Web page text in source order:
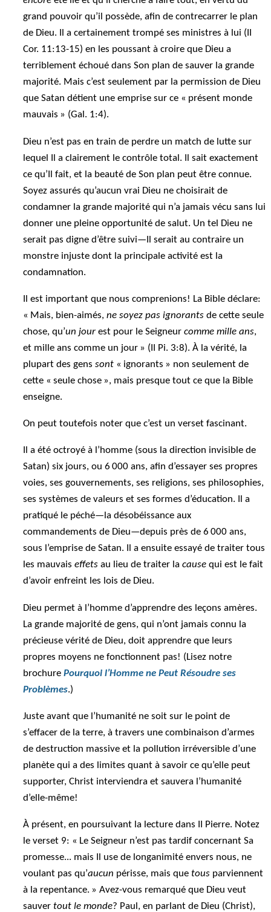
grand pouvoir qu’il possède, afin de contrecarrer le plan
de Dieu. Il a certainement trompé ses ministres à lui (II
Cor. 11:13-15) en les poussant à croire que Dieu a
terriblement échoué dans Son plan de sauver la grande
majorité. Mais c’est seulement par la permission de Dieu
que Satan détient une emprise sur ce « présent monde
mauvais » (Gal. 1:4).
Dieu n’est pas en train de perdre un match de lutte sur
lequel Il a clairement le contrôle total. Il sait exactement
ce qu’Il fait, et la beauté de Son plan peut être connue.
Soyez assurés qu’aucun vrai Dieu ne choisirait de
condamner la grande majorité qui n’a jamais vécu sans lui
donner une pleine opportunité de salut. Un tel Dieu ne
serait pas digne d’être suivi—Il serait au contraire un
monstre injuste dont la principale activité est la
condamnation.
Il est important que nous comprenions! La Bible déclare:
« Mais, bien-aimés,ne soyez pas ignorants de cette seule
chose, qu’un jour est pour le Seigneurcomme mille ans,
et mille ans comme un jour » (II Pi. 3:8). À la vérité, la
plupart des genssont « ignorants » non seulement de
cette « seule chose », mais presque tout ce que la Bible
enseigne.
On peut toutefois noter que c’est un verset fascinant.
Il a été octroyé à l’homme (sous la direction invisible de
Satan) six jours, ou 6 000 ans, afin d’essayer ses propres
voies, ses gouvernements, ses religions, ses philosophies,
ses systèmes de valeurs et ses formes d’éducation. Il a
pratiqué le péché—la désobéissance aux
commandements de Dieu—depuis près de 6 000 ans,
sous l’emprise de Satan. Il a ensuite essayé de traiter tous
les mauvaiseffets au lieu de traiter lacause qui est le fait
d’avoir enfreint les lois de Dieu.
Dieu permet à l’homme d’apprendre des leçons amères.
La grande majorité de gens, qui n’ont jamais connu la
précieuse vérité de Dieu, doit apprendre que leurs
propres moyens ne fonctionnent pas! (Lisez notre
brochurePourquoi l’Homme ne Peut Résoudre ses
Problèmes.)
Juste avant que l’humanité ne soit sur le point de
s’effacer de la terre, à travers une combinaison d’armes
de destruction massive et la pollution irréversible d’une
planète qui a des limites quant à savoir ce qu’elle peut
supporter, Christ interviendra et sauvera l’humanité
d’elle-même!
À présent, en poursuivant la lecture dans II Pierre. Notez
le verset 9: « Le Seigneur n’est pas tardif concernant Sa
promesse... mais Il use de longanimité envers nous, ne
voulant pas qu’aucun périsse, mais quetous parviennent
à la repentance. » Avez-vous remarqué que Dieu veut
sauvertout le monde? Paul, en parlant de Dieu (Christ),